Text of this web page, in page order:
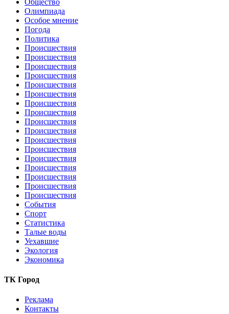
Олимпиада
Особое мнение
Погода
Политика
Происшествия
Происшествия
Происшествия
Происшествия
Происшествия
Происшествия
Происшествия
Происшествия
Происшествия
Происшествия
Происшествия
Происшествия
Происшествия
Происшествия
Происшествия
Происшествия
Происшествия
События
Спорт
Статистика
Талые воды
Уехавшие
Экология
Экономика
ТК Город
Реклама
Контакты